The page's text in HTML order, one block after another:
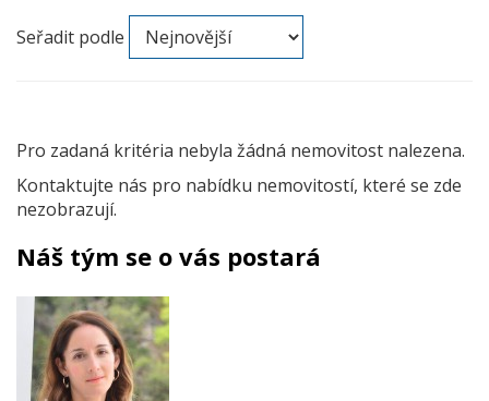
Seřadit podle
Pro zadaná kritéria nebyla žádná nemovitost nalezena.
Kontaktujte nás pro nabídku nemovitostí, které se zde
nezobrazují.
Náš tým se o vás postará